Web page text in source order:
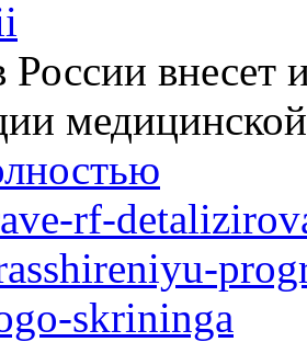
внесет